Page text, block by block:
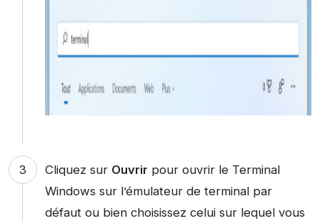
Cliquez sur Ouvrir pour ouvrir le Terminal
Windows sur l’émulateur de terminal par
défaut ou bien choisissez celui sur lequel vous